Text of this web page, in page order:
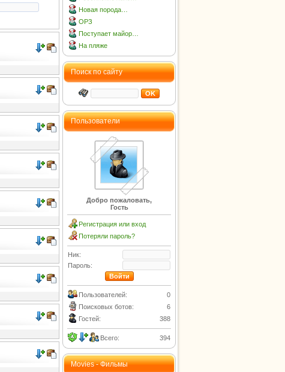
Новая порода…
ОРЗ
Поступает майор…
На пляже
Поиск по сайту
Пользователи
Добро пожаловать,
Гость
Регистрация или вход
Потеряли пароль?
Ник:
Пароль:
Пользователей:
0
Поисковых ботов:
6
Гостей:
388
Всего: 394
Movies - Фильмы